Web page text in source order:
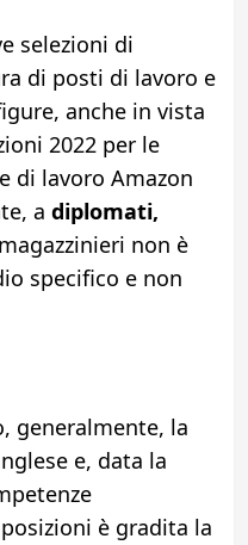
selezioni di
di posti di lavoro e
anche in vista
2022 per le
di lavoro Amazon
a diplomati,
non è
specifico e non
generalmente, la
e, data la
è gradita la